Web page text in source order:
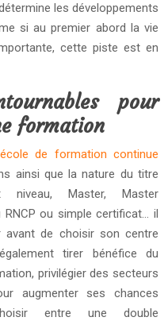
les développements
si au premier abord la vie
cette piste est en
pour
formation
école de formation continue
ainsi que la nature du titre
niveau, Master, Master
ou simple certificat… il
avant de choisir son centre
tirer bénéfice du
privilégier des secteurs
augmenter ses chances
entre une double